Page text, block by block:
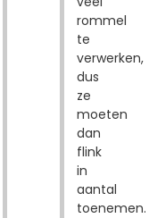
rommel
te
verwerken,
dus
ze
moeten
dan
flink
in
aantal
toenemen.